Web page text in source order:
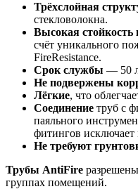
Трёхслойная
стекловолокна.
Высокая
счёт уникального
FireResistance.
Срок службы — 50
Не подвержены
Лёгкие, что
Соединение труб с
паяльного
фитингов исключает
Не требуют
Трубы AntiFire
группах помещений.